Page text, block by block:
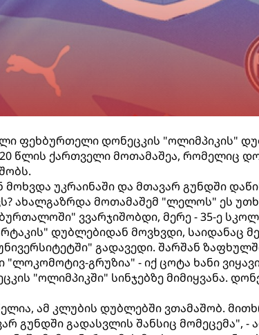
ფეხბურთელი დონეცკის "ოლიმპიკის"
20 წლის ქართველი მოთამაშეა, რომელიც
მოხვდა უკრაინაში და მთავარ გუნდში
ახალგაზრდა მოთამაშემ "ლელოს" ეს
ვვარჯიშობდი, მერე - 35-ე
დუბლებიდან მოვხვდი, საიდანაც
გადავედი. შარშან
"ლოკომოტივ-გრუზია" - იქ ცოტა ხანი
"ოლიმპიკში" სინჯებზე მიმიყვანა.
ამ კლუბის დუბლებში ვთამაშობ.
გუნდში გადასვლის შანსიც მომეცემა", -